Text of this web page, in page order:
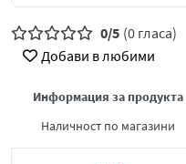
0/5 (0 гласа)
Добави в любими
Информация за продукта
Наличност по магазини